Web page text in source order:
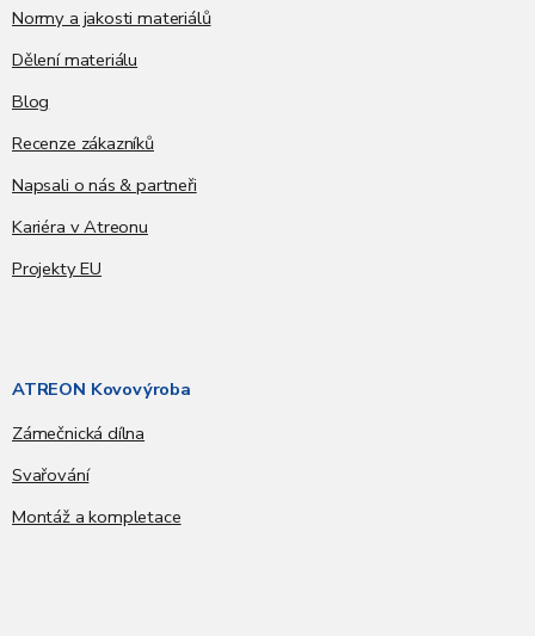
Normy a jakosti materiálů
Dělení materiálu
Blog
Recenze zákazníků
Napsali o nás & partneři
Kariéra v Atreonu
Projekty EU
ATREON Kovovýroba
Zámečnická dílna
Svařování
Montáž a kompletace